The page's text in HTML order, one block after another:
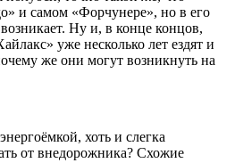
и самом «Форчунере», но в его
Ну и, в конце концов,
уже несколько лет ездят и
же они могут возникнуть на
хоть и слегка
от внедорожника? Схожие